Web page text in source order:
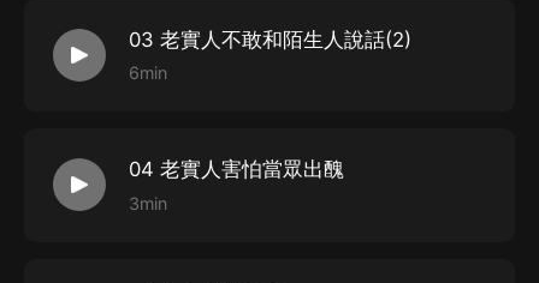
03 老實人不敢和陌生人說話(2)
6min
04 老實人害怕當眾出醜
3min